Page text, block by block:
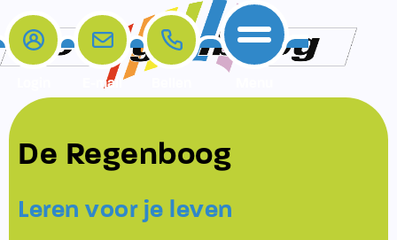
Home
De school
Opleiding en Stage
Ouders
Ouders
Contact
Contact
Samenwerkingen
Schoollogopedist
E-mail
De Regenboog
Leren voor je leven